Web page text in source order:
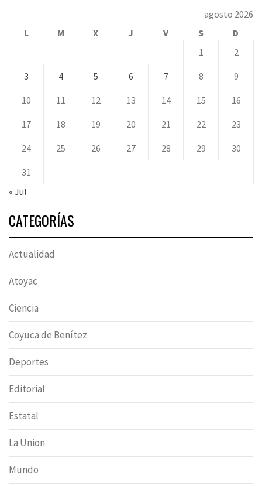
agosto 2026
L
M X J V S
D
1
2
3 4 5 6 7 8 9
10 11 12 13 14 15 16
17 18 19 20 21 22 23
24 25 26 27 28 29 30
31
« Jul
CATEGORÍAS
Actualidad
Atoyac
Ciencia
Coyuca de Benítez
Deportes
Editorial
Estatal
La Union
Mundo